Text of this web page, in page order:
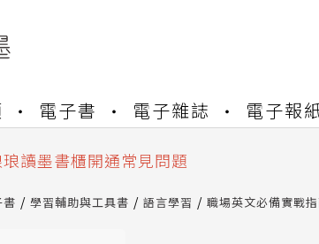
電子書 電子雜誌 電子報
Readmoo 讀墨系統維護中，本站同步暫
琅讀墨書櫃開通常見問題
書店服務升級重要說明及資產合併結果
書 學習輔助與工具書 語言學習 職場英文必備實戰